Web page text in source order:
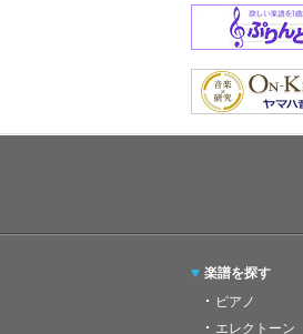
楽譜を探す
ピアノ
エレクトーン